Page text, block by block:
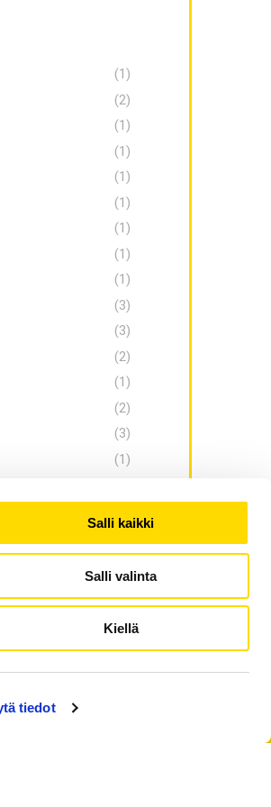
tiedot
Salli kaikki
Salli valinta
Kiellä
(1)
(2)
(1)
(1)
(1)
(1)
(1)
(1)
(1)
(3)
(3)
(2)
(1)
(2)
(3)
(1)